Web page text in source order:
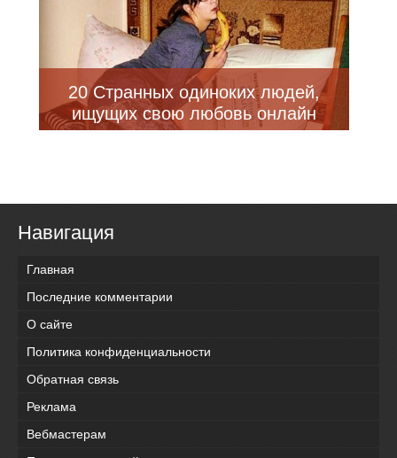
20 Странных одиноких людей,
ищущих свою любовь онлайн
Навигация
Главная
Последние комментарии
О сайте
Политика конфиденциальности
Обратная связь
Реклама
Вебмастерам